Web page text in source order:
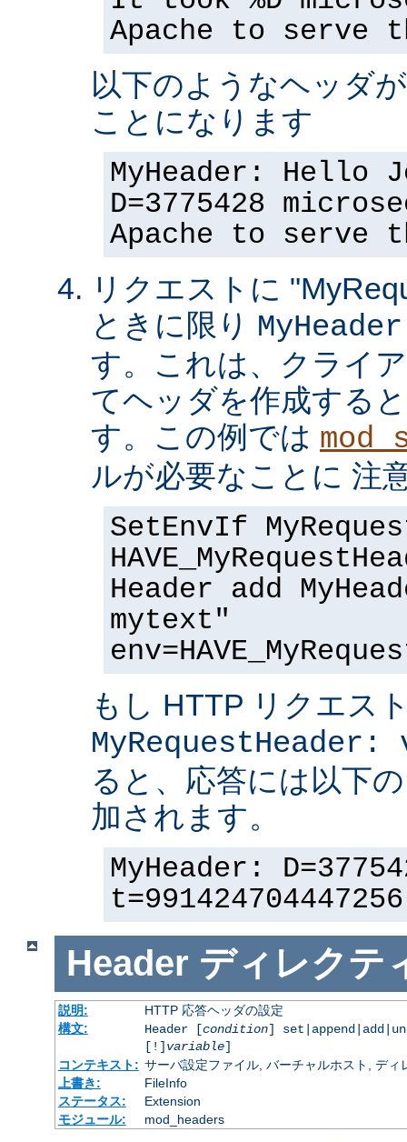
Apache to serve
以下のようなヘッダ
ことになります
MyHeader: Hello
D=3775428
Apache to serve
リクエストに
ときに限り MyHeader
す。これは、クライ
てヘッダを作成する
す。この例では
ルが必要なことに 注
SetEnvIf
Header add
mytext"
もし HTTP リクエス
MyRequestHeader:
ると、応答には以下
加されます。
MyHeader:
Header ディレクテ
説明:
HTTP 応答ヘッダの設定
構文:
Header [condition]
[!] variable]
コンテキスト: サーバ設定ファイル, バーチャルホスト, ディ
上書き:
FileInfo
ステータス:
Extension
モジュール:
mod_headers